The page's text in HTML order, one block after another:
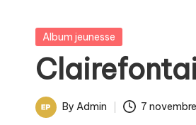
e
e
t
les
goûts,
des
pour
Posted
Album jeunesse
Posted
By Admin 7